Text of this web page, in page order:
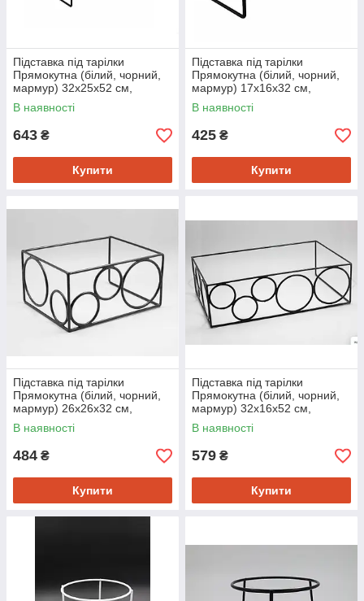
Підставка під тарілки
Прямокутна (білий, чорний,
мармур) 32х25х52 см,
металева, для сервірування і
декору
В наявності
643 ₴
Купити
Підставка під тарілки
Прямокутна (білий, чорний,
мармур) 17х16х32 см,
металева, для сервірування і
декору
В наявності
425 ₴
Купити
Підставка під тарілки
Прямокутна (білий, чорний,
мармур) 26х26х32 см,
металева, для сервірування і
декору
В наявності
484 ₴
Купити
Підставка під тарілки
Прямокутна (білий, чорний,
мармур) 32х16х52 см,
металева, для сервірування і
декору
В наявності
579 ₴
Купити